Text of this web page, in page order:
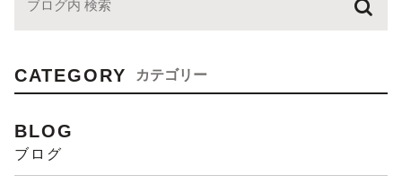
CATEGORY カテゴリー
BLOG
ブログ